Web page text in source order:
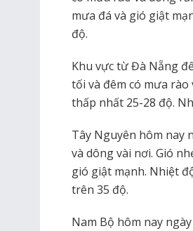
mưa đá và gió giật
độ.
Khu vực từ Đà Nẵng
tối và đêm có mưa
thấp nhất 25-28 độ.
Tây Nguyên hôm nay
và dông vài nơi. Gió
gió giật mạnh. Nhiệt
trên 35 độ.
Nam Bộ hôm nay